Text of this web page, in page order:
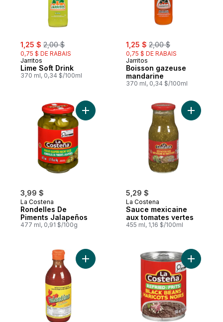
sale:
1,25 $ , formerly:
2,00 $
0,75 $ DE RABAIS
Jarritos
Lime Soft Drink
370 ml, 0,34 $/100ml
sale:
1,25 $ , formerly:
2,00 $
0,75 $ DE RABAIS
Jarritos
Boisson gazeuse
mandarine
370 ml, 0,34 $/100ml
3,99 $
La Costena
Rondelles De
Piments Jalapeños
477 ml, 0,91 $/100g
5,29 $
La Costena
Sauce mexicaine
aux tomates vertes
455 ml, 1,16 $/100ml
Ajouter
Ajouter Sauce piquante au panierAjouter